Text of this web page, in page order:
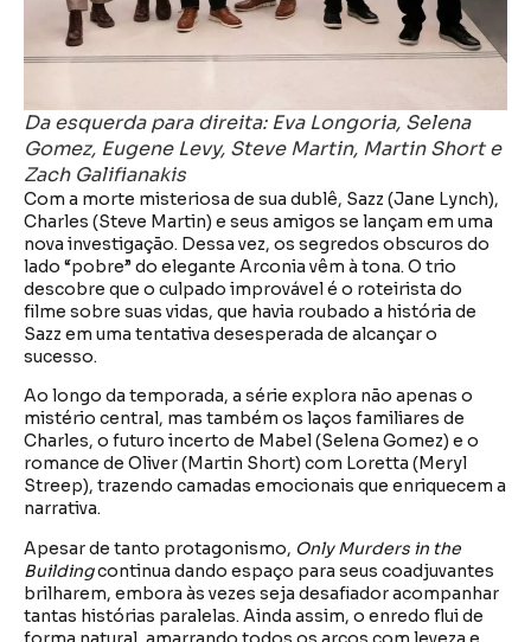
Da esquerda para direita: Eva Longoria, Selena
Gomez, Eugene Levy, Steve Martin, Martin Short e
Zach Galifianakis
Com a morte misteriosa de sua dublê, Sazz (Jane Lynch),
Charles (Steve Martin) e seus amigos se lançam em uma
nova investigação. Dessa vez, os segredos obscuros do
lado “pobre” do elegante Arconia vêm à tona. O trio
descobre que o culpado improvável é o roteirista do
filme sobre suas vidas, que havia roubado a história de
Sazz em uma tentativa desesperada de alcançar o
sucesso.
Ao longo da temporada, a série explora não apenas o
mistério central, mas também os laços familiares de
Charles, o futuro incerto de Mabel (Selena Gomez) e o
romance de Oliver (Martin Short) com Loretta (Meryl
Streep), trazendo camadas emocionais que enriquecem a
narrativa.
Apesar de tanto protagonismo, Only Murders in the
Buildingcontinua dando espaço para seus coadjuvantes
brilharem, embora às vezes seja desafiador acompanhar
tantas histórias paralelas. Ainda assim, o enredo flui de